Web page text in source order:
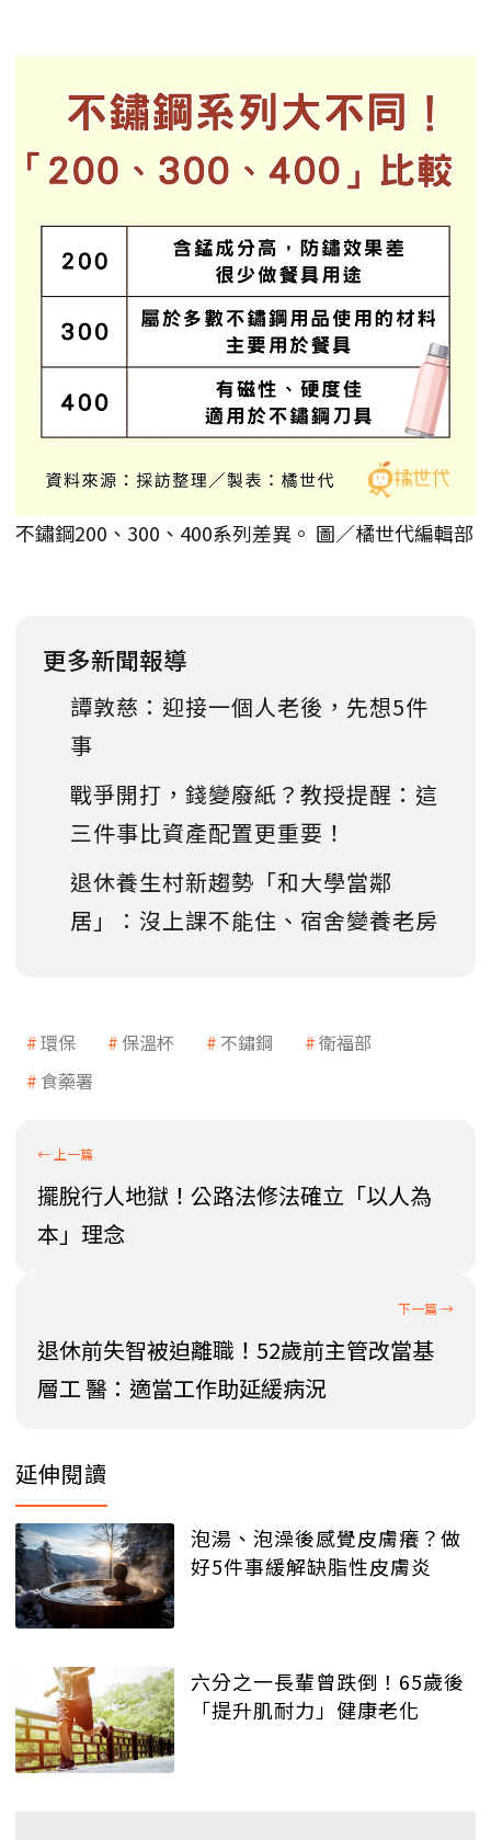
不鏽鋼200、300、400系列差異。 圖／橘世代編輯部
更多新聞報導
譚敦慈：迎接一個人老後，先想5件
事
戰爭開打，錢變廢紙？教授提醒：這
三件事比資產配置更重要！
退休養生村新趨勢「和大學當鄰
居」：沒上課不能住、宿舍變養老房
環保 保溫杯 不鏽鋼
衛福部
食藥署
擺脫行人地獄！公路法修法確立「以人為
本」理念
退休前失智被迫離職！52歲前主管改當基
層工 醫：適當工作助延緩病況
延伸閱讀
泡湯、泡澡後感覺皮膚癢？做
好5件事緩解缺脂性皮膚炎
六分之一長輩曾跌倒！65歲後
「提升肌耐力」健康老化